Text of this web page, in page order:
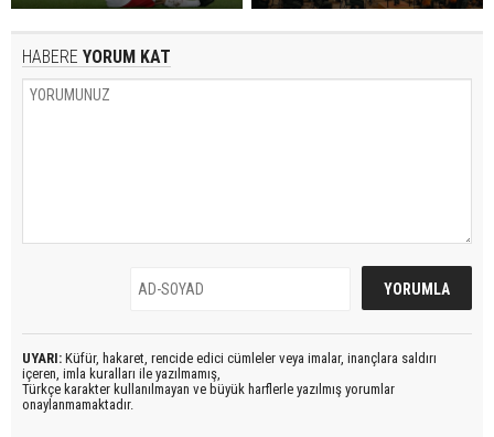
HABERE YORUM KAT
UYARI: Küfür, hakaret, rencide edici cümleler veya imalar, inançlara saldırı
içeren, imla kuralları ile yazılmamış,
Türkçe karakter kullanılmayan ve büyük harflerle yazılmış yorumlar
onaylanmamaktadır.